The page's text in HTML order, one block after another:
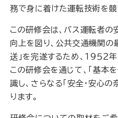
務で身に着けた運転技術を競
この研修会は、バス運転者
向上を図り、公共交通機関の
送」を完遂するため、１９５２
この研修会を通じて、「基本
識し、さらなる「安全・安心
ります。